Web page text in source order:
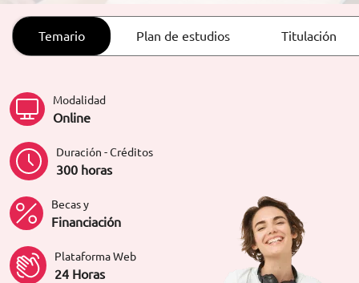
Temario Plan de estudios Titulación
Modalidad
Online
Duración - Créditos
300 horas
Becas y
Financiación
Plataforma Web
24 Horas